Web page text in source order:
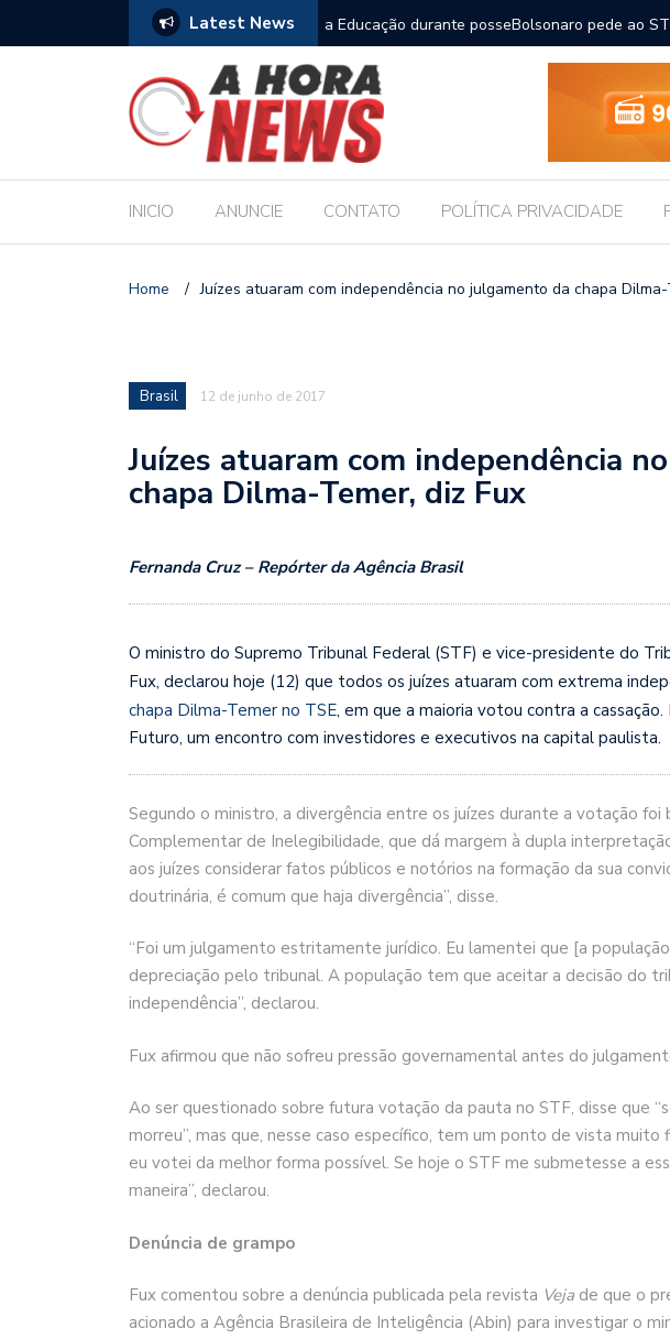
Latest News
com a Educação durante posse Bolsonaro pede ao STF para receber os filhos
INICIO ANUNCIE CONTATO POLÍTICA PRIVACIDADE
Home / Juízes atuaram com independência no julgamento da chapa Dilma-
Brasil 12 de junho de 2017
Juízes atuaram com independência
chapa Dilma-Temer, diz Fux
Fernanda Cruz – Repórter da Agência Brasil
O ministro do Supremo Tribunal Federal (STF) e vice-presidente do
Fux, declarou hoje (12) que todos os juízes atuaram com extrema
chapa Dilma-Temer no TSE, em que a maioria votou contra a
Futuro, um encontro com investidores e executivos na capital paulista.
Segundo o ministro, a divergência entre os juízes durante a votação
Complementar de Inelegibilidade, que dá margem à dupla
aos juízes considerar fatos públicos e notórios na formação da sua
doutrinária, é comum que haja divergência”, disse.
“Foi um julgamento estritamente jurídico. Eu lamentei que [a
depreciação pelo tribunal. A população tem que aceitar a decisão do
independência”, declarou.
Fux afirmou que não sofreu pressão governamental antes do
Ao ser questionado sobre futura votação da pauta no STF, disse que
morreu”, mas que, nesse caso específico, tem um ponto de vista muito
eu votei da melhor forma possível. Se hoje o STF me submetesse a
maneira”, declarou.
Denúncia de grampo
Fux comentou sobre a denúncia publicada pela revista Veja de que o
acionado a Agência Brasileira de Inteligência (Abin) para investigar o